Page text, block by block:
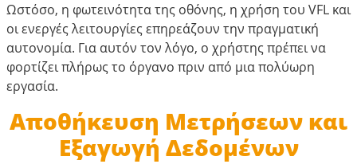
Ωστόσο, η φωτεινότητα της οθόνης, η χρήση του VFL και
οι ενεργές λειτουργίες επηρεάζουν την πραγματική
αυτονομία. Για αυτόν τον λόγο, ο χρήστης πρέπει να
φορτίζει πλήρως το όργανο πριν από μια πολύωρη
εργασία.
Αποθήκευση Μετρήσεων και
Εξαγωγή Δεδομένων